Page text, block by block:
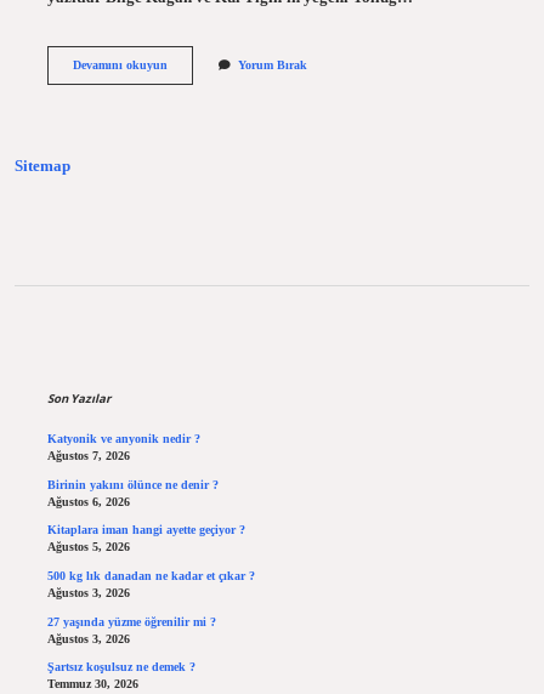
Devamını okuyunIlk
Yorum Bırak
Sitemap
Son Yazılar
Katyonik ve anyonik nedir ?
Ağustos 7, 2026
Birinin yakını ölünce ne denir ?
Ağustos 6, 2026
Kitaplara iman hangi ayette geçiyor ?
Ağustos 5, 2026
500 kg lık danadan ne kadar et çıkar ?
Ağustos 3, 2026
27 yaşında yüzme öğrenilir mi ?
Ağustos 3, 2026
Şartsız koşulsuz ne demek ?
Temmuz 30, 2026